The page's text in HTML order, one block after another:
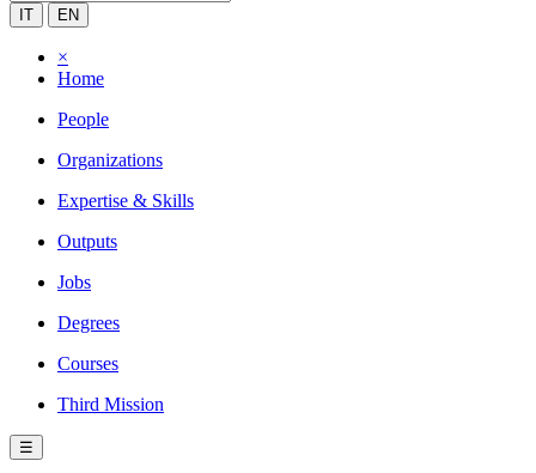
IT EN
×
Home
People
Organizations
Expertise & Skills
Outputs
Jobs
Degrees
Courses
Third Mission
☰